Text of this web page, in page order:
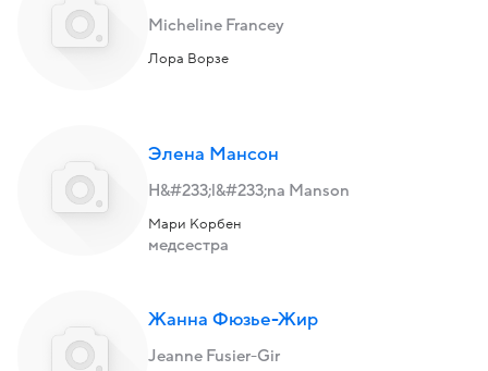
Micheline Francey
Лора Ворзе
Элена Мансон
H&#233;l&#233;na Manson
Мари Корбен
медсестра
Жанна Фюзье-Жир
Jeanne Fusier-Gir